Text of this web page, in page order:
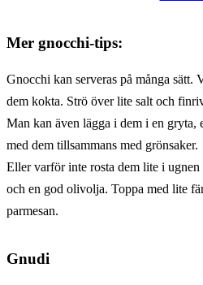
Mer gnocchi-tips:
Gnocchi kan serveras på många sätt.
dem kokta. Strö över lite salt och
Man kan även lägga i dem i en gryta,
med dem tillsammans med grönsaker.
Eller varför inte rosta dem lite i
och en god olivolja. Toppa med lite
parmesan.
Gnudi